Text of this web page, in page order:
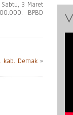
3 Maret
BPBD
kab. Demak »